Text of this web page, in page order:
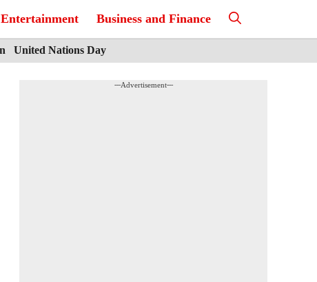
Entertainment Business and Finance
United Nations Day
---Advertisement---